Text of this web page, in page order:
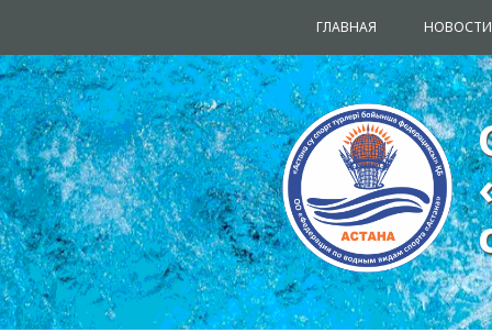
ГЛАВНАЯ НОВОСТИ